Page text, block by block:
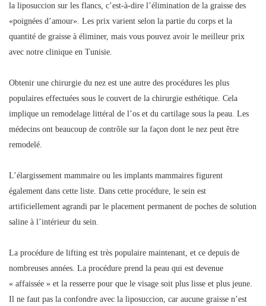
la liposuccion sur les flancs, c’est-à-dire l’élimination de la graisse des
«poignées d’amour». Les prix varient selon la partie du corps et la
quantité de graisse à éliminer, mais vous pouvez avoir le meilleur prix
avec notre clinique en Tunisie.
Obtenir une chirurgie du nez est une autre des procédures les plus
populaires effectuées sous le couvert de la chirurgie esthétique. Cela
implique un remodelage littéral de l’os et du cartilage sous la peau. Les
médecins ont beaucoup de contrôle sur la façon dont le nez peut être
remodelé.
L’élargissement mammaire ou les implants mammaires figurent
également dans cette liste. Dans cette procédure, le sein est
artificiellement agrandi par le placement permanent de poches de solution
saline à l’intérieur du sein.
La procédure de lifting est très populaire maintenant, et ce depuis de
nombreuses années. La procédure prend la peau qui est devenue
« affaissée » et la resserre pour que le visage soit plus lisse et plus jeune.
Il ne faut pas la confondre avec la liposuccion, car aucune graisse n’est